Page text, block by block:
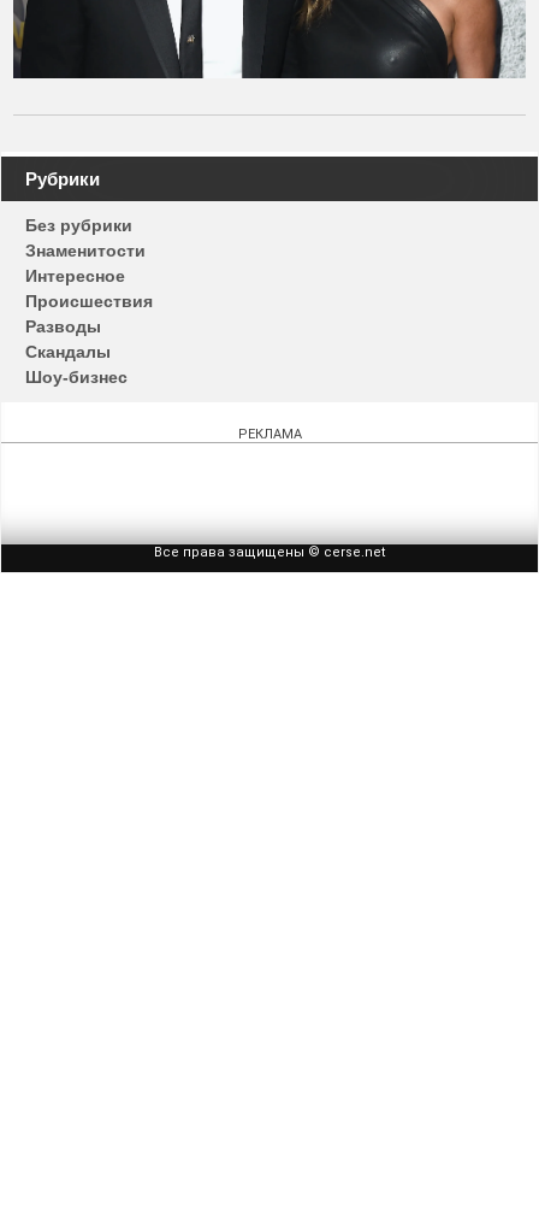
Навигация
по
записям
Рубрики
Без рубрики
Знаменитости
Интересное
Происшествия
Разводы
Скандалы
Шоу-бизнес
РЕКЛАМА
Все права защищены © cerse.net